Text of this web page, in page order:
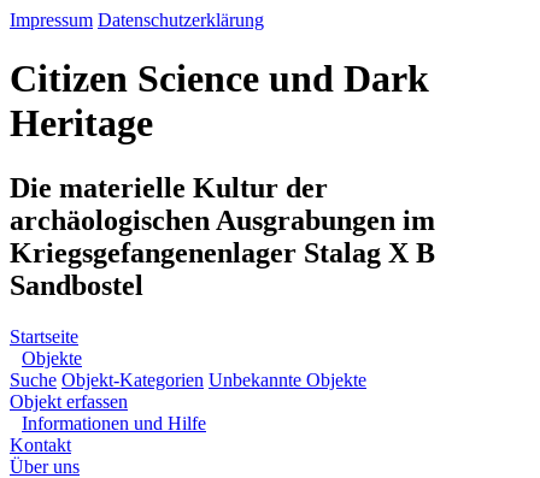
Impressum Datenschutzerklärung
Citizen Science und Dark
Heritage
Die materielle Kultur der
archäologischen Ausgrabungen im
Kriegsgefangenenlager Stalag X B
Sandbostel
Startseite
Objekte
Suche Objekt-Kategorien Unbekannte Objekte
Objekt erfassen
Informationen und Hilfe
Kontakt
Über uns